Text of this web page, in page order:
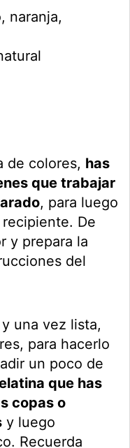
naranja,
de colores, has
que trabajar
, para luego
De
y prepara la
del
una vez lista,
para hacerlo
un poco de
que has
copas o
y luego
Recuerda